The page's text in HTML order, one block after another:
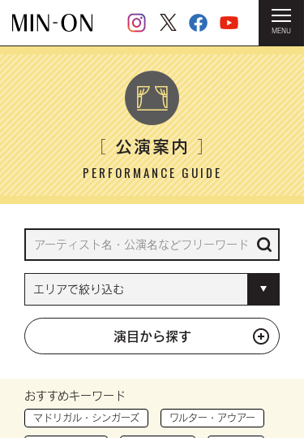
MENU
HOME ＞ 公演案内
［公演案内］
PERFORMANCE GUIDE
演目から探す
おすすめキーワード
マドリガル・シンガーズ ワルター・アウアー